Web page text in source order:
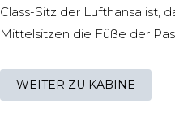
Class-Sitz der Lufthansa ist,
Mittelsitzen die Füße der
WEITER ZU KABINE